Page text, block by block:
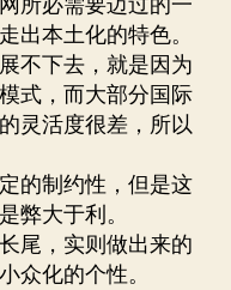
出本土化的特色。
不下去，就是因为
式，而大部分国际
灵活度很差，所以
的制约性，但是这
弊大于利。
尾，实则做出来的
众化的个性。